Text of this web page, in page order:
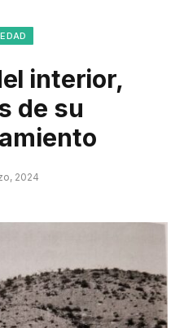
interior,
de su
2024